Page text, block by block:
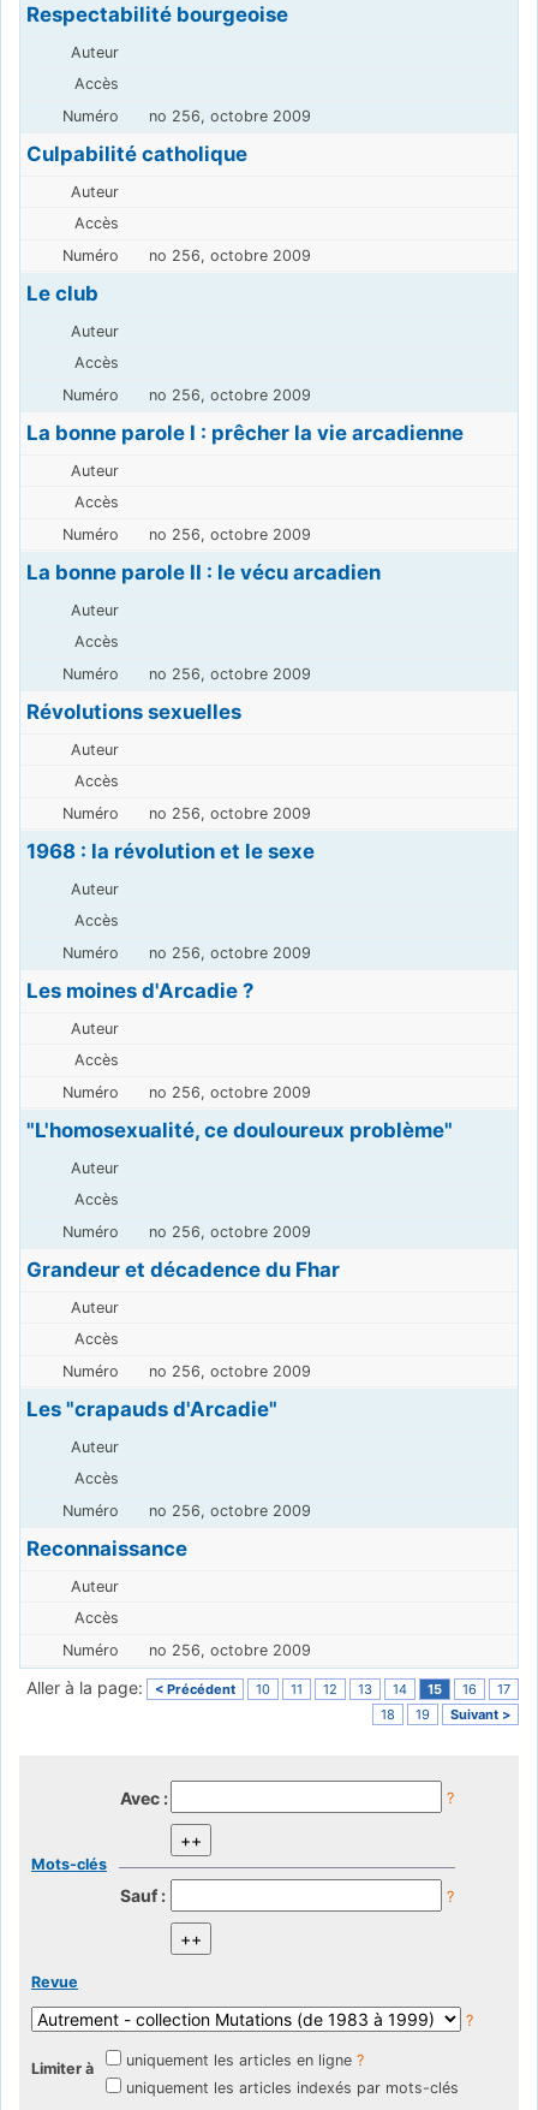
Respectabilité bourgeoise
no 256, octobre 2009
Culpabilité catholique
no 256, octobre 2009
Le club
no 256, octobre 2009
La bonne parole I : prêcher la vie arcadienne
no 256, octobre 2009
La bonne parole II : le vécu arcadien
no 256, octobre 2009
Révolutions sexuelles
no 256, octobre 2009
1968 : la révolution et le sexe
no 256, octobre 2009
Les moines d'Arcadie ?
no 256, octobre 2009
"L'homosexualité, ce douloureux problème"
no 256, octobre 2009
Grandeur et décadence du Fhar
no 256, octobre 2009
Les "crapauds d'Arcadie"
no 256, octobre 2009
Reconnaissance
no 256, octobre 2009
Aller à la page: < Précédent 10 11 12 13 14 15 16
17
18
19 Suivant >
Mots-clés
Avec : ?
Sauf : ?
Revue
?
Limiter à uniquement les articles en ligne ?
uniquement les articles indexés par mots-clés